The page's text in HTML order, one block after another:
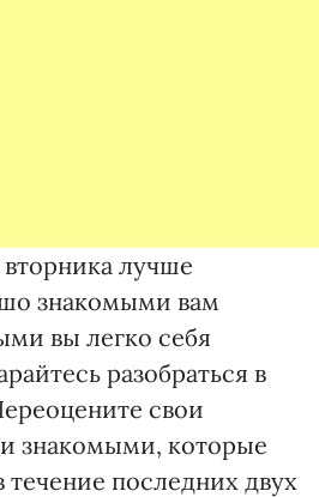
лучше
знакомыми вам
вы легко себя
разобраться в
свои
знакомыми, которые
течение последних двух